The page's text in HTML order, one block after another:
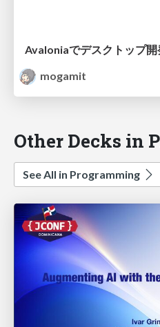
mogamit
Other Decks in
See All in Programming